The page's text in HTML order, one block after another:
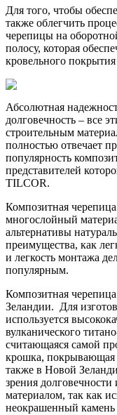
Для того, чтобы
также облегчить
черепицы на
полосу, которая
кровельного покрытия
Абсолютная
долговечность – все
строительным
полностью отвечает
популярность
представителей
TILCOR.
Композитная
многослойный
альтернативы
преимущества, как
и легкость монтажа
популярным.
Композитная
Зеландии. Для
используется
вулканического
считающаяся самой
крошка, покрывающая
также в Новой
зрения
материалом, так как
неокрашенный камень